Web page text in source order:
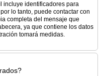
incluye identificadores para
lo tanto, puede contactar con
completa del mensaje que
ya que contiene los datos
tomará medidas.